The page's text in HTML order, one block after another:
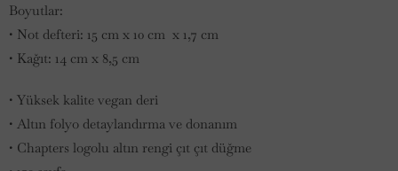
Boyutlar:
• Not defteri: 15 cm x 10 cm x 1,7 cm
• Kağıt: 14 cm x 8,5 cm
• Yüksek kalite vegan deri
• Altın folyo detaylandırma ve donanım
• Chapters logolu altın rengi çıt çıt düğme